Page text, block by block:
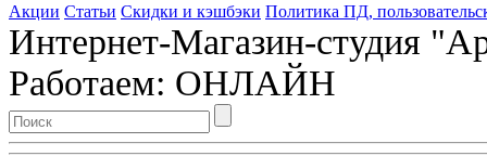
Акции Статьи Скидки и кэшбэки Политика ПД,
Интернет-Магазин-студия
Работаем: ОНЛАЙН